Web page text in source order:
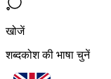
खोजें
शब्दकोश की भाषा चुनें